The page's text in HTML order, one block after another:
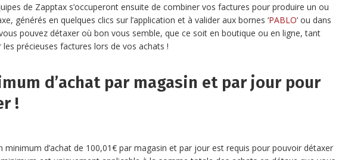
de Zapptax s’occuperont ensuite de combiner vos factures pour produire un ou
générés en quelques clics sur l’application et à valider aux bornes ‘PABLO’ ou dans
pouvez détaxer où bon vous semble, que ce soit en boutique ou en ligne, tant
précieuses factures lors de vos achats !
d’achat par magasin et par jour pour
!
minimum d’achat de 100,01€ par magasin et par jour est requis pour pouvoir détaxer